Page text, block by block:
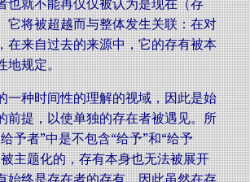
也就不能再仅仅被认为是现在（存
它将被超越而与整体发生关联：在对
在来自过去的来源中，它的存有被本
地规定。
一种时间性的理解的视域，因此是始
前提，以使单独的存在者被遇见。所
予者”中是不包含“给予”和“给予
主题化的，存有本身也无法被展开